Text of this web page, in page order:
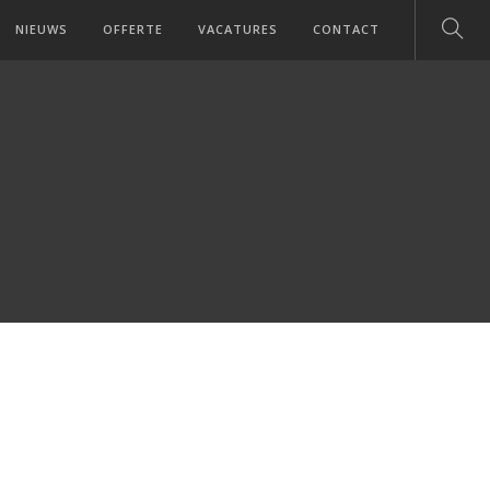
NIEUWS OFFERTE VACATURES CONTACT